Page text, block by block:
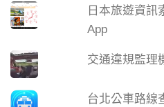
日本旅遊資訊
App
交通違規監理
台北公車路線